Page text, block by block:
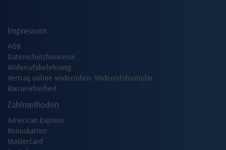
Impressum
AGB
Datenschutzhinweise
Widerrufsbelehrung
Vertrag online widerrufen: Widerrufsformular
Barrierefreiheit
Zahlmethoden
American Express
Bonuskarten
MasterCard